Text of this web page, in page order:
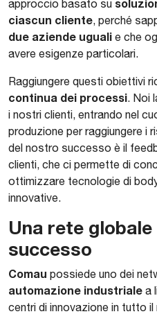
approccio basato su
ciascun cliente, perché
due aziende uguali e che
avere esigenze particolari.
Raggiungere questi obiettivi
continua dei processi. Noi
i nostri clienti, entrando nel
produzione per raggiungere i
del nostro successo è il
clienti, che ci permette di
ottimizzare tecnologie di
innovative.
Una rete
successo
Comau possiede uno dei
automazione industriale a
centri di innovazione in tutto